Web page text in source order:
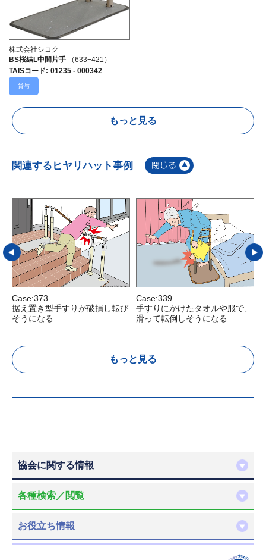
株式会社シコク
BS桜結L中間片手
（633−421）
TAISコード: 01235 - 000342
貸与
もっと見る
関連するヒヤリハット事例
Case:373
据え置き型手すりが破損し転び
そうになる
Case:339
手すりにかけたタオルや服で、
滑って転倒しそうになる
もっと見る
協会に関する情報
各種検索／閲覧
お役立ち情報